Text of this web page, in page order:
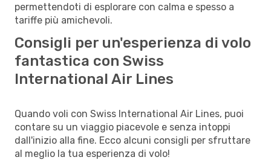
permettendoti di esplorare con calma e spesso a
tariffe più amichevoli.
Consigli per un'esperienza di volo
fantastica con Swiss
International Air Lines
Quando voli con Swiss International Air Lines, puoi
contare su un viaggio piacevole e senza intoppi
dall'inizio alla fine. Ecco alcuni consigli per sfruttare
al meglio la tua esperienza di volo!